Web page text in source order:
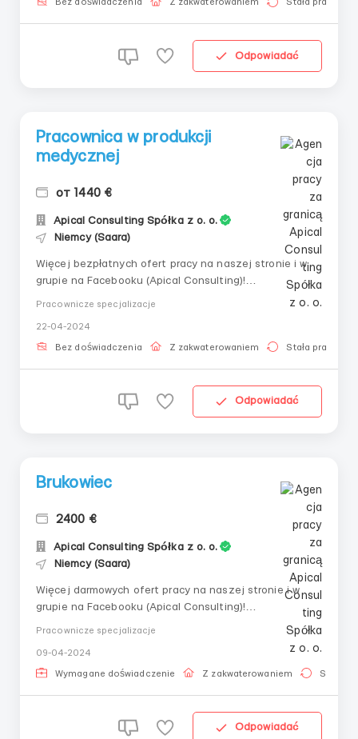
Grafik: pn-sb, 06:00-15:00, dwie przerwy po 30 minut,
Bez doświadczenia Z zakwaterowaniem Stała praca
Odpowiadać
Pracownica w produkcji
medycznej
от 1440 €
Apical Consulting Spółka z o. o.
Niemcy (Saara)
Więcej bezpłatnych ofert pracy na naszej stronie i w
grupie na Facebooku (Apical Consulting)!
Neunkirchen 💶 Wynagrodzenie netto: od 8 €/godz. 📅
Grafik: pn-sob, 06:00-15:00, dwie przerwy po 30 minut,
Pracownicze specjalizacje
22-04-2024
Bez doświadczenia Z zakwaterowaniem Stała praca
Odpowiadać
Brukowiec
2400 €
Apical Consulting Spółka z o. o.
Niemcy (Saara)
Więcej darmowych ofert pracy na naszej stronie i w
grupie na Facebooku (Apical Consulting)!
(na rękę): 2400 €/miesiąc 📅 Harmonogram: pon-pt
(09:00-18:00), 170-200 godzin 🛏 Zakwaterowanie:
Pracownicze specjalizacje
09-04-2024
Wymagane doświadczenie Z zakwaterowaniem Stała
Odpowiadać